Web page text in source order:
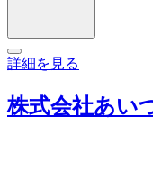
詳細を見る
株式会社あい